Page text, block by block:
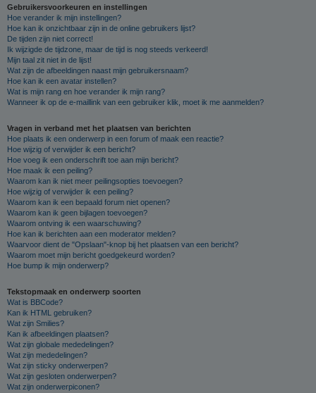
Gebruikersvoorkeuren en instellingen
Hoe verander ik mijn instellingen?
Hoe kan ik onzichtbaar zijn in de online gebruikers lijst?
De tijden zijn niet correct!
Ik wijzigde de tijdzone, maar de tijd is nog steeds verkeerd!
Mijn taal zit niet in de lijst!
Wat zijn de afbeeldingen naast mijn gebruikersnaam?
Hoe kan ik een avatar instellen?
Wat is mijn rang en hoe verander ik mijn rang?
Wanneer ik op de e-maillink van een gebruiker klik, moet ik me aanmelden?
Vragen in verband met het plaatsen van berichten
Hoe plaats ik een onderwerp in een forum of maak een reactie?
Hoe wijzig of verwijder ik een bericht?
Hoe voeg ik een onderschrift toe aan mijn bericht?
Hoe maak ik een peiling?
Waarom kan ik niet meer peilingsopties toevoegen?
Hoe wijzig of verwijder ik een peiling?
Waarom kan ik een bepaald forum niet openen?
Waarom kan ik geen bijlagen toevoegen?
Waarom ontving ik een waarschuwing?
Hoe kan ik berichten aan een moderator melden?
Waarvoor dient de "Opslaan"-knop bij het plaatsen van een bericht?
Waarom moet mijn bericht goedgekeurd worden?
Hoe bump ik mijn onderwerp?
Tekstopmaak en onderwerp soorten
Wat is BBCode?
Kan ik HTML gebruiken?
Wat zijn Smilies?
Kan ik afbeeldingen plaatsen?
Wat zijn globale mededelingen?
Wat zijn mededelingen?
Wat zijn sticky onderwerpen?
Wat zijn gesloten onderwerpen?
Wat zijn onderwerpiconen?